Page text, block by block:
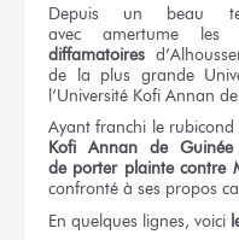
Depuis un beau
avec amertume
les
diffamatoires
de la plus grande
l’Université Kofi Annan
Ayant franchi le rubicond
Kofi Annan de Guinée
de porter plainte contre
confronté à ses propos
En quelques lignes, voici